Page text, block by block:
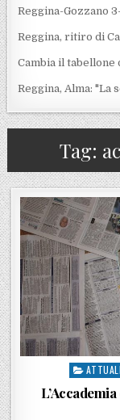
Reggina-Gozzano
Reggina, ritiro di
Cambia il tabellone
Reggina, Alma: "La
Tag:
Posted in